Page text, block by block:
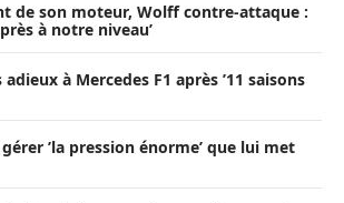
de son moteur, Wolff contre-attaque :
à notre niveau’
à Mercedes F1 après ’11 saisons
’la pression énorme’ que lui met